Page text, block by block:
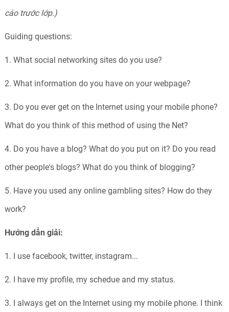
cáo trước lớp.)
Guiding questions:
1. What social networking sites do you use?
2. What information do you have on your webpage?
3. Do you ever get on the Internet using your mobile phone?
What do you think of this method of using the Net?
4. Do you have a blog? What do you put on it? Do you read
other people's blogs? What do you think of blogging?
5. Have you used any online gambling sites? How do they
work?
Hướng dẫn giải:
1. I use facebook, twitter, instagram...
2. I have my profile, my schedue and my status.
3. I always get on the Internet using my mobile phone. I think